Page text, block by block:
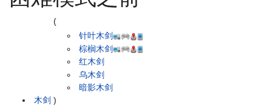
木剑
(
针叶木剑
棕榈木剑
红木剑
乌木剑
暗影木剑
)